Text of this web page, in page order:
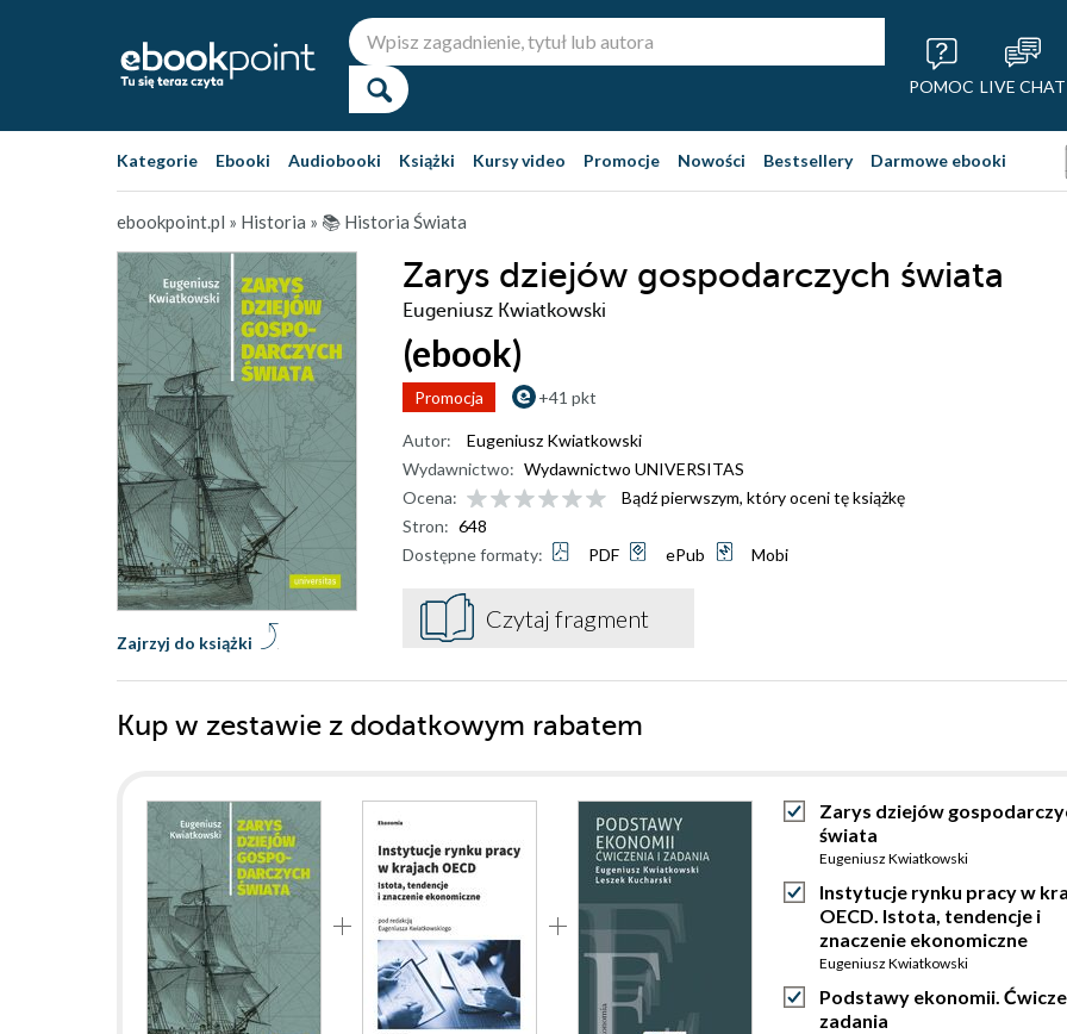
POMOC LIVE CHAT
Kategorie Ebooki Audiobooki Książki Kursy video Promocje Nowości Bestsellery Darmowe ebooki
ebookpoint.pl » Historia » 📚 Historia Świata
Zarys dziejów gospodarczych świata
Eugeniusz Kwiatkowski
(ebook)
Promocja +41 pkt
Zajrzyj do książki
Autor:
Eugeniusz Kwiatkowski
Wydawnictwo: Wydawnictwo UNIVERSITAS
Ocena:
Bądź pierwszym, który oceni tę książkę
Stron: 648
Dostępne formaty:
PDF ePub Mobi
Czytaj fragment
Kup w zestawie z dodatkowym rabatem
Zarys dziejów
świata
Eugeniusz Kwiatkowski
Instytucje rynku pracy w
OECD. Istota, tendencje i
znaczenie ekonomiczne
Eugeniusz Kwiatkowski
Podstawy ekonomii.
zadania